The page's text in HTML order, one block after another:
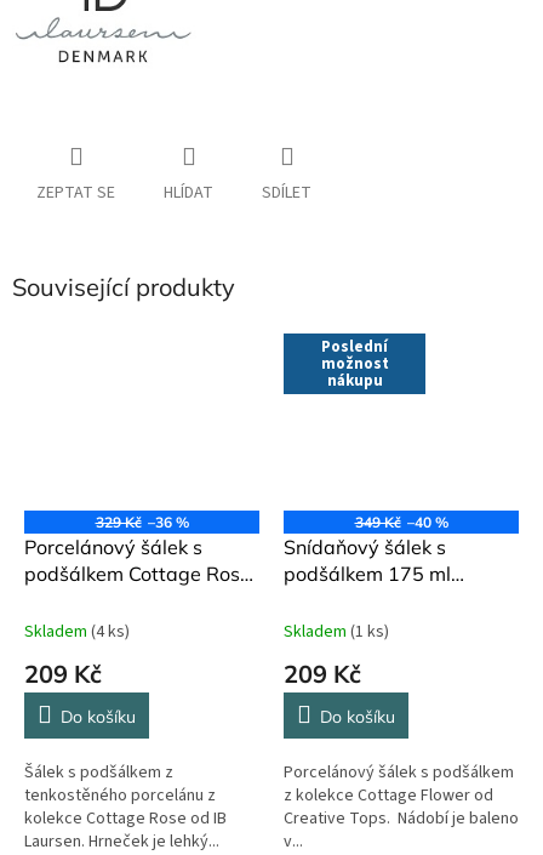
ZEPTAT SE HLÍDAT SDÍLET
Související produkty
329 Kč –36 %
Porcelánový šálek s
podšálkem Cottage Rose
Skladem (4 ks)
209 Kč
Do košíku
Šálek s podšálkem z
tenkostěného porcelánu z
kolekce Cottage Rose od IB
Laursen. Hrneček je lehký...
Poslední
možnost
nákupu
349 Kč –40 %
Snídaňový šálek s
podšálkem 175 ml
Skladem (1 ks)
209 Kč
Do košíku
Porcelánový šálek s podšálkem
z kolekce Cottage Flower od
Creative Tops. Nádobí je baleno
v...